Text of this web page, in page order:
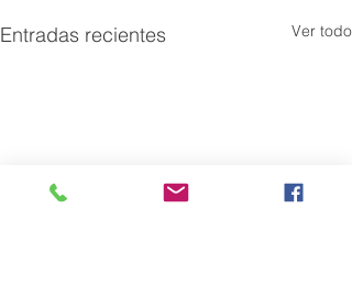
Entradas recientes Ver todo